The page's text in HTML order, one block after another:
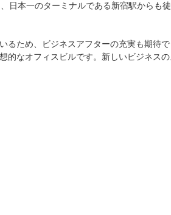
本一のターミナルである新宿駅からも
ため、ビジネスアフターの充実も期待
なオフィスビルです。新しいビジネス